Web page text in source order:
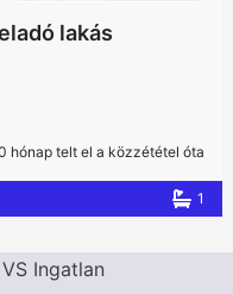
lakás
hónap telt el a közzététel óta
1
Ingatlan